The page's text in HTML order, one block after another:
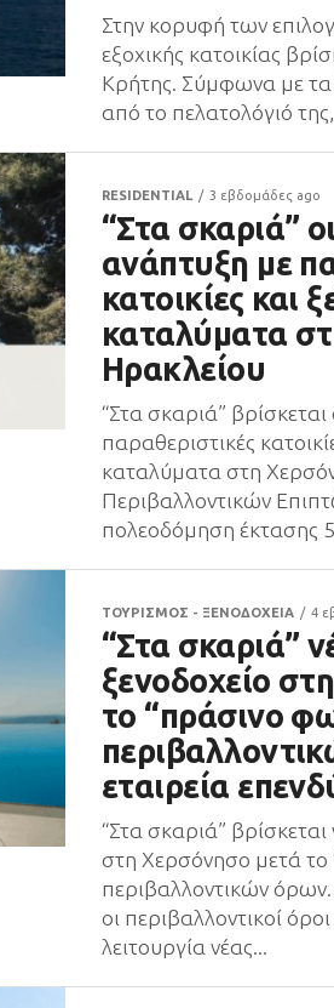
Στην κορυφή των
εξοχικής κατοικίας
Κρήτης. Σύμφωνα με τα
από το πελατολόγιό
RESIDENTIAL 3 εβδομάδες ago
“Στα σκαριά”
ανάπτυξη με
κατοικίες και
καταλύματα
Ηρακλείου
“Στα σκαριά”
παραθεριστικές
καταλύματα στη
Περιβαλλοντικών
πολεοδόμηση έκτασης
ΤΟΥΡΙΣΜΟΣ - ΞΕΝΟΔΟΧΕΙΑ 4
“Στα σκαριά”
ξενοδοχείο
το “πράσινο
εταιρεία
“Στα σκαριά”
στη Χερσόνησο μετά
περιβαλλοντικών
οι περιβαλλοντικοί
λειτουργία νέας...